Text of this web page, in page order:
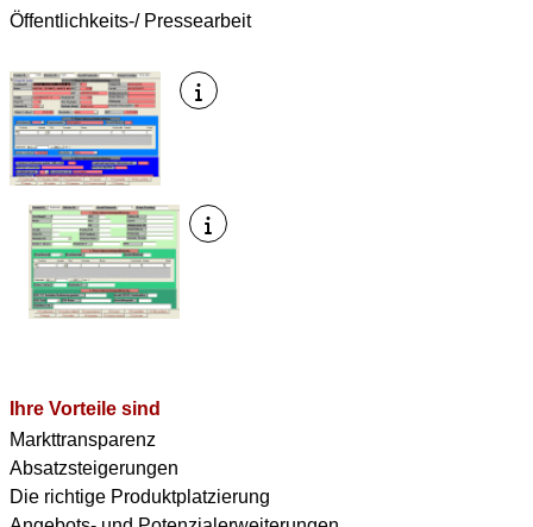
Öffentlichkeits-/ Pressearbeit
Ihre Vorteile sind
Markttransparenz
Absatzsteigerungen
Die richtige Produktplatzierung